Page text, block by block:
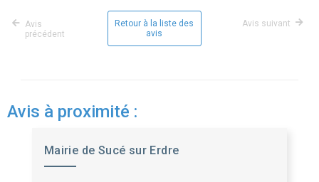
Avis
précédent
Retour à la liste des
avis
Avis suivant
Avis à proximité :
Mairie de Sucé sur Erdre